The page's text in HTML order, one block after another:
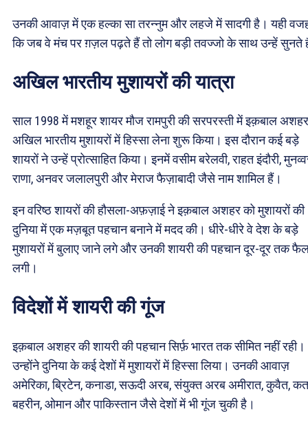
उनकी आवाज़ में एक हल्का सा तरन्नुम और लहजे में सादगी है। यही
कि जब वे मंच पर ग़ज़ल पढ़ते हैं तो लोग बड़ी तवज्जो के साथ उन्हें सुनते
अखिल भारतीय मुशायरों की यात्रा
साल 1998 में मशहूर शायर मौज रामपुरी की सरपरस्ती में इक़बाल
अखिल भारतीय मुशायरों में हिस्सा लेना शुरू किया। इस दौरान कई बड़े
शायरों ने उन्हें प्रोत्साहित किया। इनमें वसीम बरेलवी, राहत इंदौरी,
राणा, अनवर जलालपुरी और मेराज फैज़ाबादी जैसे नाम शामिल हैं।
इन वरिष्ठ शायरों की हौसला-अफ़ज़ाई ने इक़बाल अशहर को मुशायरों की
दुनिया में एक मज़बूत पहचान बनाने में मदद की। धीरे-धीरे वे देश के बड़े
मुशायरों में बुलाए जाने लगे और उनकी शायरी की पहचान दूर-दूर तक
लगी।
विदेशों में शायरी की गूंज
इक़बाल अशहर की शायरी की पहचान सिर्फ़ भारत तक सीमित नहीं रही।
उन्होंने दुनिया के कई देशों में मुशायरों में हिस्सा लिया। उनकी आवाज़
अमेरिका, ब्रिटेन, कनाडा, सऊदी अरब, संयुक्त अरब अमीरात, कुवैत,
बहरीन, ओमान और पाकिस्तान जैसे देशों में भी गूंज चुकी है।